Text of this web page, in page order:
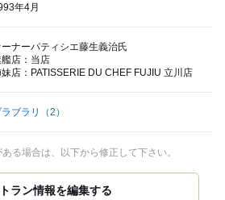
年4月
ーナーパティシエ藤生義治氏
店：当店
店：PATISSERIE DU CHEF FUJIU 立川店
ラブラリ （2）
る場合は、以下から修正して下さい。
ラン情報を編集する